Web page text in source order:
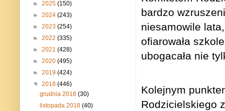
bardzo
niesamowile
ofiarowała
ubogacała nie
Kolejnym
Rodzicielskiego
► 2025 (150)
► 2024 (243)
► 2023 (254)
► 2022 (335)
► 2021 (428)
► 2020 (495)
► 2019 (424)
▼ 2018 (446)
grudnia 2018(30)
listopada 2018(40)